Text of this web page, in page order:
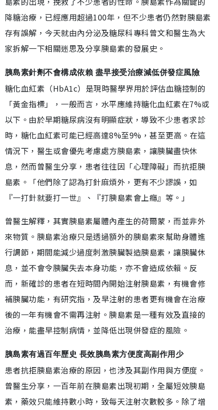
降糖治療，已經應用超過100年，但不少患者仍然對胰島素
存有誤解，今天就由內分泌及糖尿科專科曾文和醫生為大
家拆解一下相關迷思及分享胰島素的發展史。
胰島素針劑不會構成依賴 盡早接受治療減低併發症風險
糖化血紅素（HbA1c）是現時醫學界用於評估血糖控制的
「黃金指標」，一般而言，水平應維持糖化血紅素在7%或
以下。由於早期糖尿病沒有明顯症狀，導致不少患者求診
時，糖化血紅素可能已經高達8%至9%，甚至更高。在這
情況下，醫生或會優先考慮處方胰島素，讓胰臟盡快休
息，然而曾醫生分享，患者往往因「心理障礙」而抗拒胰
島素。「他們除了認為打針麻煩外，更有不少謬誤，如
『一打針就要打一世』、『打胰島素會上癮』等。」
曾醫生解釋，其實胰島素屬體內產生的荷爾蒙，而並非外
來物質。胰島素治療只是透過額外的胰島素來幫助身體進
行調節，期間能減少過度刺激胰臟製造胰島素，讓胰臟休
息，並不會令胰臟失去本身功能，亦不會造成依賴。反
而，新確診的患者在短時間內開始注射胰島素，有機會修
補胰臟功能，有研究指，及早注射的患者更有機會在治療
後的一年有機會不需再注射。胰島素是一種有效及直接的
治療，能盡早控制病情，並降低出現併發症的風險。
胰島素有過百年歷史 長效胰島素方便度高副作用少
患者抗拒胰島素治療的原因，也涉及其副作用與方便度。
曾醫生分享，一百年前在胰島素出現初期，全屬短效胰島
素，藥效只能維持數小時，致每天注射次數較多。除了增